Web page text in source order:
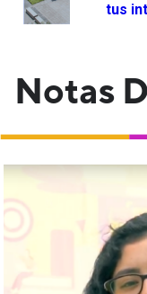
tus
Notas
Micaela